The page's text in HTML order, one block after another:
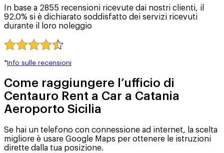
In base a 2855 recensioni ricevute dai nostri clienti, il
92.0% si è dichiarato soddisfatto dei servizi ricevuti
durante il loro noleggio
*Info sulle recensioni
Come raggiungere l’ufficio di
Centauro Rent a Car a Catania
Aeroporto Sicilia
Se hai un telefono con connessione ad internet, la scelta
migliore è usare Google Maps per ottenere le istruzioni
dirette dalla tua posizione.